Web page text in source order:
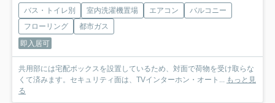
バス・トイレ別 室内洗濯機置場 エアコン
バルコニー
フローリング
都市ガス
即入居可
共用部には宅配ボックスを設置しているため、対面で荷物を受け取らな
くて済みます。セキュリティ面は、TVインターホン・オート...
もっと見
る